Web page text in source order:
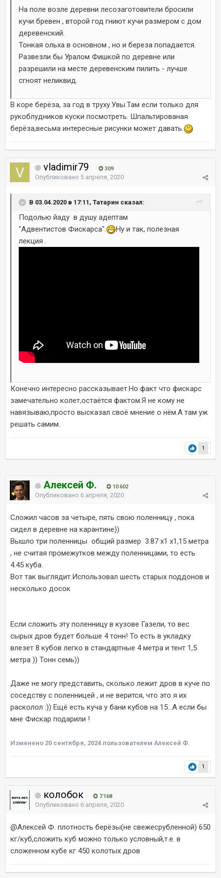
На поле возле деревни лесозаготовители бросили
кучи бревен , второй год гниют кучи размером с дом
деревенский.
Тонкая ольха в основном , но и береза попадается.
Развезли бы Уралом Фишкой по деревне или
разрешили на месте деревенским пилить - лучше
сгноят неликвид.
В коре берёза, за год в труху.Увы.Там если только для
рукоблудников куски посмотреть. Шпальтированая
берёза,весьма интересные рисунки может давать.
vladimir79 309
Опубликовано 5 апреля, 2020
В 03.04.2020 в 17:11, Татарин сказал:
Подолью йаду в душу адептам
"Адвентистов Фискарса".
Ну и так, полезная
лекция .
Конечно интересно рассказывает.Но факт что фискарс
замечательно колет,остаётся фактом.Я не кому не
навязываю,просто высказал своё мнение о нём.А там уж
решать самим.
1
Алексей Ф. 10 602
Опубликовано 6 апреля, 2020
Сложил часов за четыре, пять свою поленницу , пока
сидел в деревне на карантине))
Вышло три поленницы общий размер 3.87 х1 х1,15 метра
, не считая промежутков между поленницами, то есть
4.45 куба.
Вот так выглядит.Использовал шесть старых поддонов и
несколько досок
Если сложить эту поленницу в кузове Газели, то вес
сырых дров будет больше 4 тонн! То есть в укладку
влезет 8 кубов легко в стандартные 4 метра и тент 1,5
метра )) Тонн семь))
Даже не могу представить, сколько лежит дров в куче по
соседству с поленницей , и не верится, что это я их
расколол :)) Ещё есть куча у бани кубов на 15...А если бы
мне Фискар подарили !
Изменено 20 сентября, 2024 пользователем Алексей Ф.
1
колобок 7 168
Опубликовано 6 апреля, 2020
@Алексей Ф. плотность берёзы(не свежесрубленной) 650
кг/куб,сложить куб можно только условный,т.е. в
сложенном кубе кг 450 колотых дров